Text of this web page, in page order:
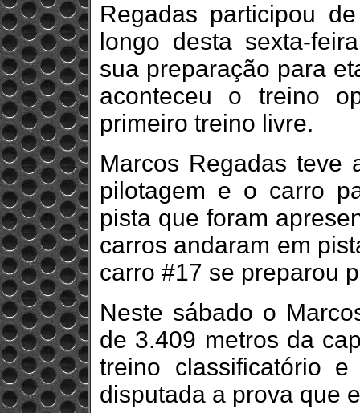
Regadas participou
longo desta sexta-
sua preparação para
aconteceu o treino
primeiro treino livre.
Marcos Regadas teve
pilotagem e o carro
pista que foram
carros andaram em
carro #17 se preparou
Neste sábado o
de 3.409 metros da
treino classificatório
disputada a prova que